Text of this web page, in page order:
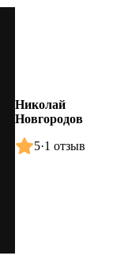
Николай
Новгородов
5·1 отзыв